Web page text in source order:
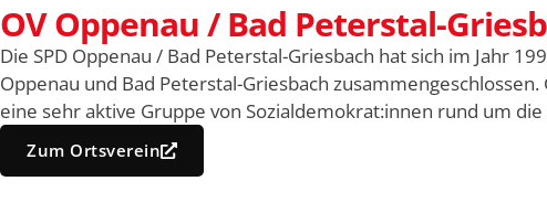
OV Oppenau / Bad Peterstal-
Die SPD Oppenau / Bad Peterstal-Griesbach hat sich im Jahr
Oppenau und Bad Peterstal-Griesbach
eine sehr aktive Gruppe von Sozialdemokrat:innen rund um
Zum Ortsverein